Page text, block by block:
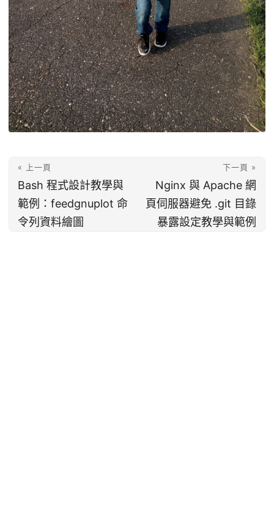
« 上一頁
Bash 程式設計教學與
範例：feedgnuplot 命
令列資料繪圖
下一頁 »
Nginx 與 Apache 網
頁伺服器避免 .git 目錄
暴露設定教學與範例